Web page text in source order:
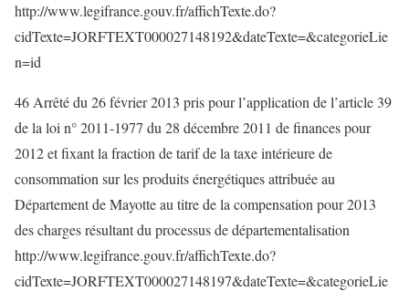
http://www.legifrance.gouv.fr/affichTexte.do?
cidTexte=JORFTEXT000027148192&dateTexte=&categorieLie
n=id
46 Arrêté du 26 février 2013 pris pour l’application de l’article 39
de la loi n° 2011-1977 du 28 décembre 2011 de finances pour
2012 et fixant la fraction de tarif de la taxe intérieure de
consommation sur les produits énergétiques attribuée au
Département de Mayotte au titre de la compensation pour 2013
des charges résultant du processus de départementalisation
http://www.legifrance.gouv.fr/affichTexte.do?
cidTexte=JORFTEXT000027148197&dateTexte=&categorieLie